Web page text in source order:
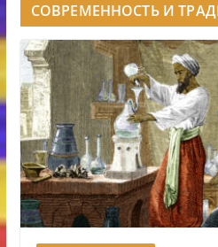
СОВРЕМЕННОСТЬ И